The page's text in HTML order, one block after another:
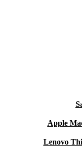
Apple
Lenovo